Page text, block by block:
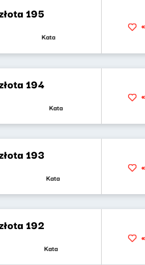
195
Katarzyna Kasia, Klaudiusz Slezak
194
Katarzyna Kasia, Klaudiusz Slezak
193
Katarzyna Kasia, Klaudiusz Slezak
192
Katarzyna Kasia, Klaudiusz Slezak